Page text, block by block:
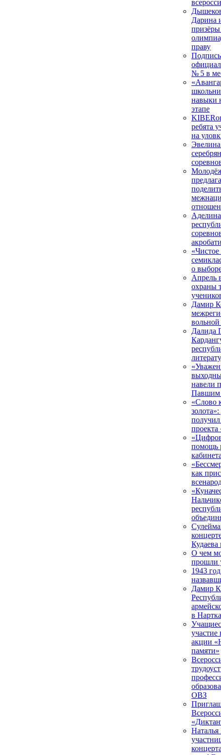
Дарина
праву
№ 5 в
навыки
этапе
ребята
на
о
Апрель
охраны
Дамир
вольной
Далида
навели
Павшим
«Слово
получил
проекта
помощь
как
Кудаева
О чем
прошли
1943
Дамир
в
участие
акции
памяти»
ОВЗ